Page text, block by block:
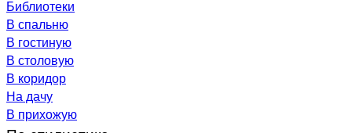
Библиотеки
В спальню
В гостиную
В столовую
В коридор
На дачу
В прихожую